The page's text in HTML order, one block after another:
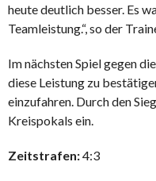
heute deutlich besser. Es
Teamleistung.“, so der
Im nächsten Spiel gegen
diese Leistung zu
einzufahren. Durch den
Kreispokals ein.
Zeitstrafen:4:3